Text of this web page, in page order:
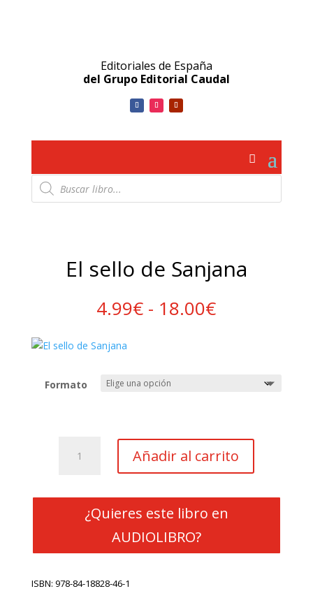
Editoriales de España
del Grupo Editorial Caudal
Búsqueda
de
productos
El sello de Sanjana
4.99€ - 18.00€Rango
de
Formato
cantidad
Añadir al carrito
¿Quieres este libro en
AUDIOLIBRO?
ISBN: 978-84-18828-46-1